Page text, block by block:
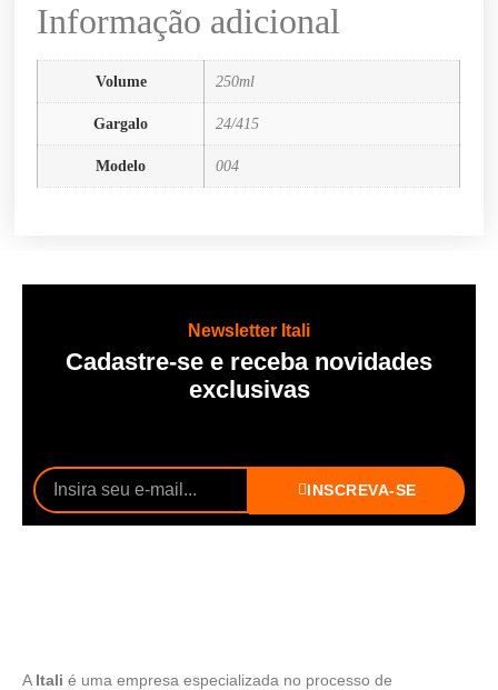
Informação adicional
Volume 250ml
Gargalo 24/415
Modelo 004
Newsletter Itali
Cadastre-se e receba novidades
exclusivas
INSCREVA-SE
A Itali é uma empresa especializada no processo de